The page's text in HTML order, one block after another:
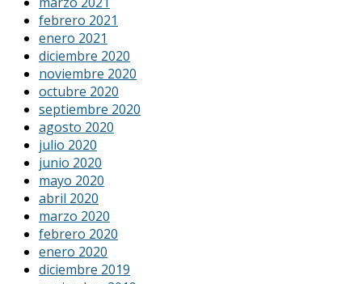
febrero 2021
enero 2021
diciembre 2020
noviembre 2020
octubre 2020
septiembre 2020
agosto 2020
julio 2020
junio 2020
mayo 2020
abril 2020
marzo 2020
febrero 2020
enero 2020
diciembre 2019